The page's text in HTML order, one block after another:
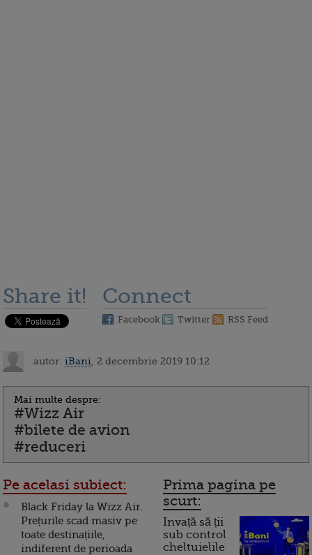
Share it! Connect
Facebook Twitter RSS Feed
autor: iBani , 2 decembrie 2019 10:12
Mai multe despre:
#Wizz Air
#bilete de avion
#reduceri
Pe acelasi subiect:
Black Friday la Wizz Air.
Prețurile scad masiv pe
toate destinațiile,
indiferent de perioada
Prima pagina pe
scurt:
Invață să ții
sub control
cheltuielile